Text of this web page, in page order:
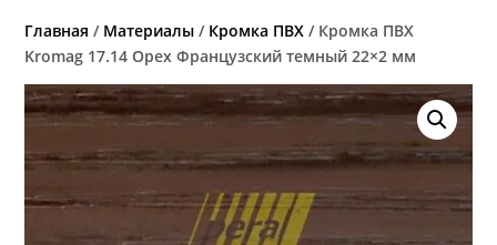
Главная / Материалы / Кромка ПВХ / Кромка ПВХ
Kromag 17.14 Орех Французский темный 22×2 мм